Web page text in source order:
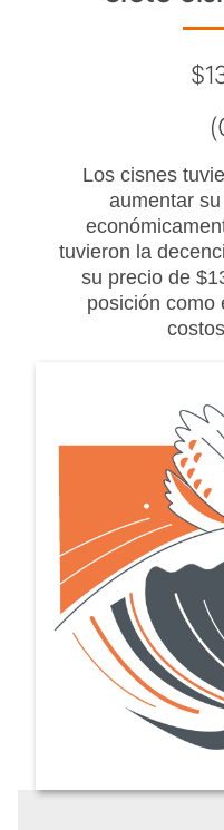
Los cisnes
aumentar
tuvieron la
su precio de
posición como